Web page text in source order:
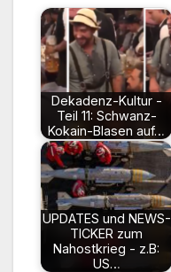
Dekadenz-Kultur -
Teil 11: Schwanz-
Kokain-Blasen auf…
UPDATES und NEWS-
TICKER zum
Nahostkrieg - z.B:
US…